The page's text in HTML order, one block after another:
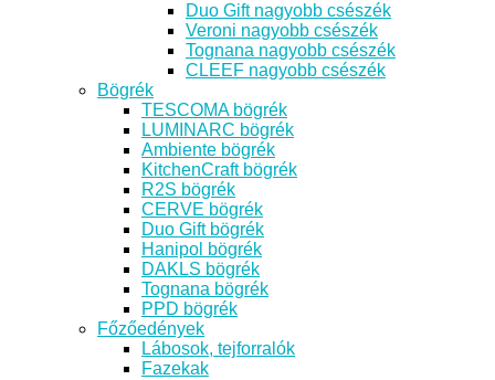
Duo Gift nagyobb csészék
Veroni nagyobb csészék
Tognana nagyobb csészék
CLEEF nagyobb csészék
Bögrék
TESCOMA bögrék
LUMINARC bögrék
Ambiente bögrék
KitchenCraft bögrék
R2S bögrék
CERVE bögrék
Duo Gift bögrék
Hanipol bögrék
DAKLS bögrék
Tognana bögrék
PPD bögrék
Főzőedények
Lábosok, tejforralók
Fazekak